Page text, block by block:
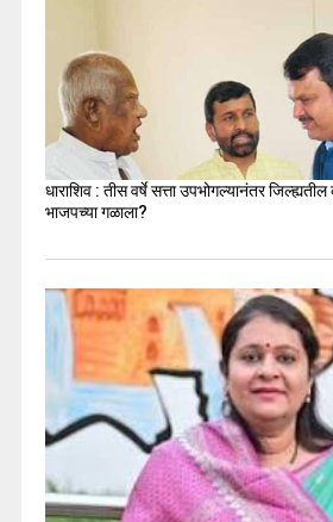
धाराशिव : तीस वर्षे सत्ता उपभोगल्यानंतर
भाजपच्या गळाला?